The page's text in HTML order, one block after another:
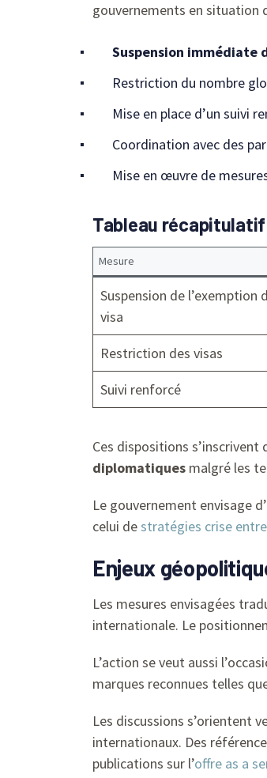
gouvernements en situation
Suspension immédiate
Restriction du nombre
Mise en place d’un suivi
Coordination avec des
Mise en œuvre de
Tableau
Mesure
Suspension de l’exemption
visa
Restriction des visas
Suivi renforcé
Ces dispositions
diplomatiques malgré les
Le gouvernement envisage
celui destratégies crise
Enjeux
Les mesures envisagées
internationale. Le
L’action se veut aussi
marques reconnues telles
Les discussions s’orientent
internationaux. Des
publications sur l’offre as a